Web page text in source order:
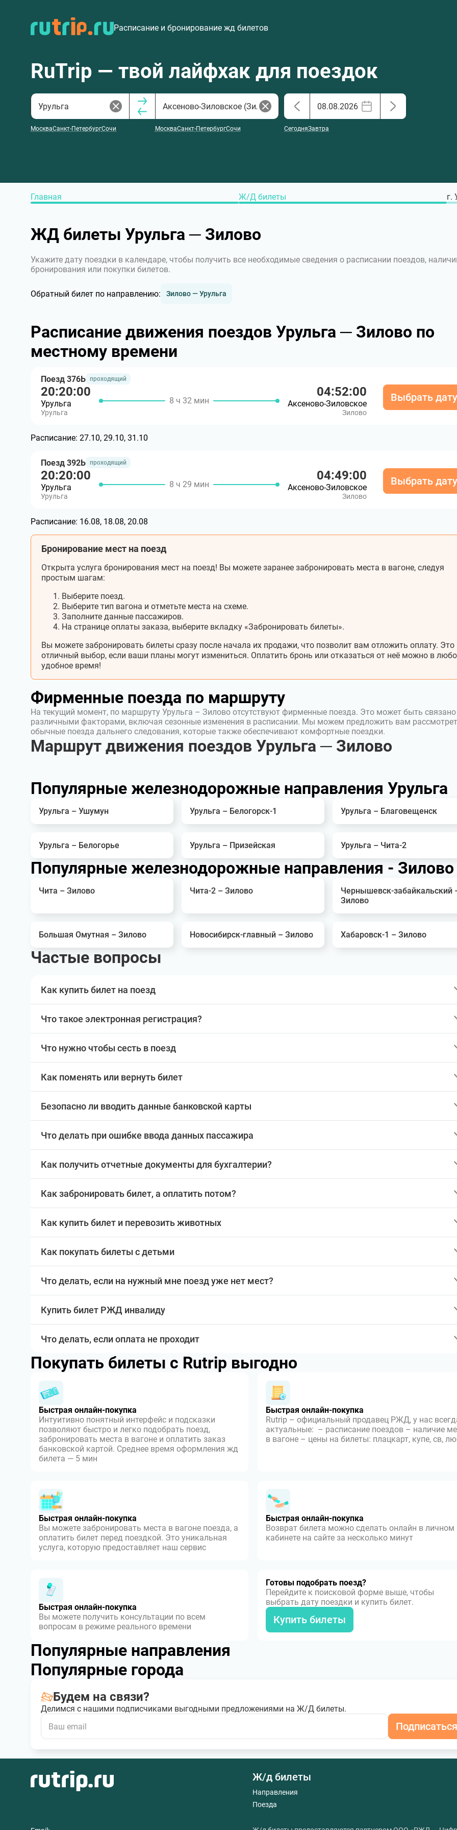
Расписание и бронирование жд билетов
RuTrip — твой лайфхак для поездок
МоскваСанкт-ПетербургСочи МоскваСанкт-ПетербургСочи СегодняЗавтра
Главная Ж/Д билеты г.
ЖД билеты Урульга ─ Зилово
Укажите дату поездки в календаре, чтобы получить все необходимые сведения о расписании поездов,
бронирования или покупки билетов.
Обратный билет по направлению: Зилово — Урульга
Расписание движения поездов Урульга ─ Зилово по
местному времени
Поезд 376Ь проходящий
20:20:00
Урульга
Урульга
8 ч 32 мин
04:52:00
Аксеново-Зиловское
Зилово
Выбрать дату
Расписание: 27.10, 29.10, 31.10
Поезд 392Ь проходящий
20:20:00
Урульга
Урульга
8 ч 29 мин
04:49:00
Аксеново-Зиловское
Зилово
Выбрать дату
Расписание: 16.08, 18.08, 20.08
Бронирование мест на поезд
Открыта услуга бронирования мест на поезд! Вы можете заранее забронировать места в вагоне, следуя
простым шагам:
Выберите поезд.
Выберите тип вагона и отметьте места на схеме.
Заполните данные пассажиров.
На странице оплаты заказа, выберите вкладку «Забронировать билеты».
Вы можете забронировать билеты сразу после начала их продажи, что позволит вам отложить оплату. Это
отличный выбор, если ваши планы могут измениться. Оплатить бронь или отказаться от неё можно в
удобное время!
Фирменные поезда по маршруту
На текущий момент, по маршруту Урульга – Зилово отсутствуют фирменные поезда. Это может быть связано
различными факторами, включая сезонные изменения в расписании. Мы можем предложить вам
обычные поезда дальнего следования, которые также обеспечивают комфортные поездки.
Маршрут движения поездов Урульга ─ Зилово
Популярные железнодорожные направления Урульга
Урульга – Ушумун Урульга – Белогорск-1 Урульга – Благовещенск
Урульга – Белогорье Урульга – Призейская Урульга – Чита-2
Популярные железнодорожные направления - Зилово
Чита – Зилово Чита-2 – Зилово
Чернышевск-забайкальский
Зилово
Большая Омутная – Зилово Новосибирск-главный – Зилово Хабаровск-1 – Зилово
Частые вопросы
Как купить билет на поезд
Что такое электронная регистрация?
Что нужно чтобы сесть в поезд
Как поменять или вернуть билет
Безопасно ли вводить данные банковской карты
Что делать при ошибке ввода данных пассажира
Как получить отчетные документы для бухгалтерии?
Как забронировать билет, а оплатить потом?
Как купить билет и перевозить животных
Как покупать билеты с детьми
Что делать, если на нужный мне поезд уже нет мест?
Купить билет РЖД инвалиду
Что делать, если оплата не проходит
Покупать билеты с Rutrip выгодно
Быстрая онлайн-покупка
Интуитивно понятный интерфейс и подсказки
позволяют быстро и легко подобрать поезд,
забронировать места в вагоне и оплатить заказ
банковской картой. Среднее время оформления жд
билета — 5 мин
Быстрая онлайн-покупка
Rutrip – официальный продавец РЖД, у нас
актуальные: – расписание поездов – наличие
в вагоне – цены на билеты: плацкарт, купе, св,
Быстрая онлайн-покупка
Вы можете забронировать места в вагоне поезда, а
оплатить билет перед поездкой. Это уникальная
услуга, которую предоставляет наш сервис
Быстрая онлайн-покупка
Возврат билета можно сделать онлайн в личном
кабинете на сайте за несколько минут
Быстрая онлайн-покупка
Вы можете получить консультации по всем
вопросам в режиме реального времени
Готовы подобрать поезд?
Перейдите к поисковой форме выше, чтобы
выбрать дату поездки и купить билет.
Купить билеты
Популярные направления
Популярные города
Будем на связи?
Делимся с нашими подписчиками выгодными предложениями на Ж/Д билеты.
Подписаться
Ж/д билеты
Направления
Поезда